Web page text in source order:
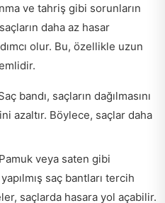
ve tahriş gibi sorunların
daha az hasar
olur. Bu, özellikle uzun
bandı, saçların dağılmasını
azaltır. Böylece, saçlar daha
Pamuk veya saten gibi
saç bantları tercih
saçlarda hasara yol açabilir.